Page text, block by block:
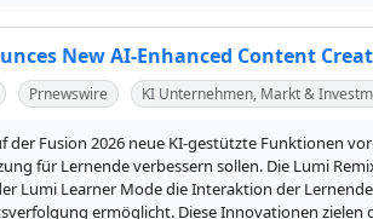
New AI-Enhanced Content
Prnewswire KI Unternehmen, Markt &
der Fusion 2026 neue KI-gestützte Funktionen
für Lernende verbessern sollen. Die Lumi
Lumi Learner Mode die Interaktion der
ermöglicht. Diese Innovationen